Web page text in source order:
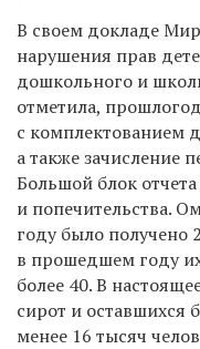
В своем докладе
нарушения прав
дошкольного и
отметила,
с комплектованием
а также зачисление
Большой блок
и попечительства.
году было получено
в прошедшем году
более 40. В
сирот и оставшихся
менее 16 тысяч